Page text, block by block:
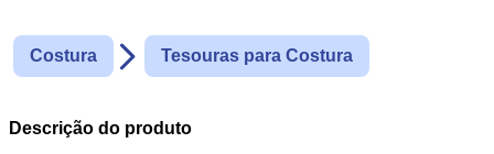
Costura Tesouras para Costura
Descrição do produto